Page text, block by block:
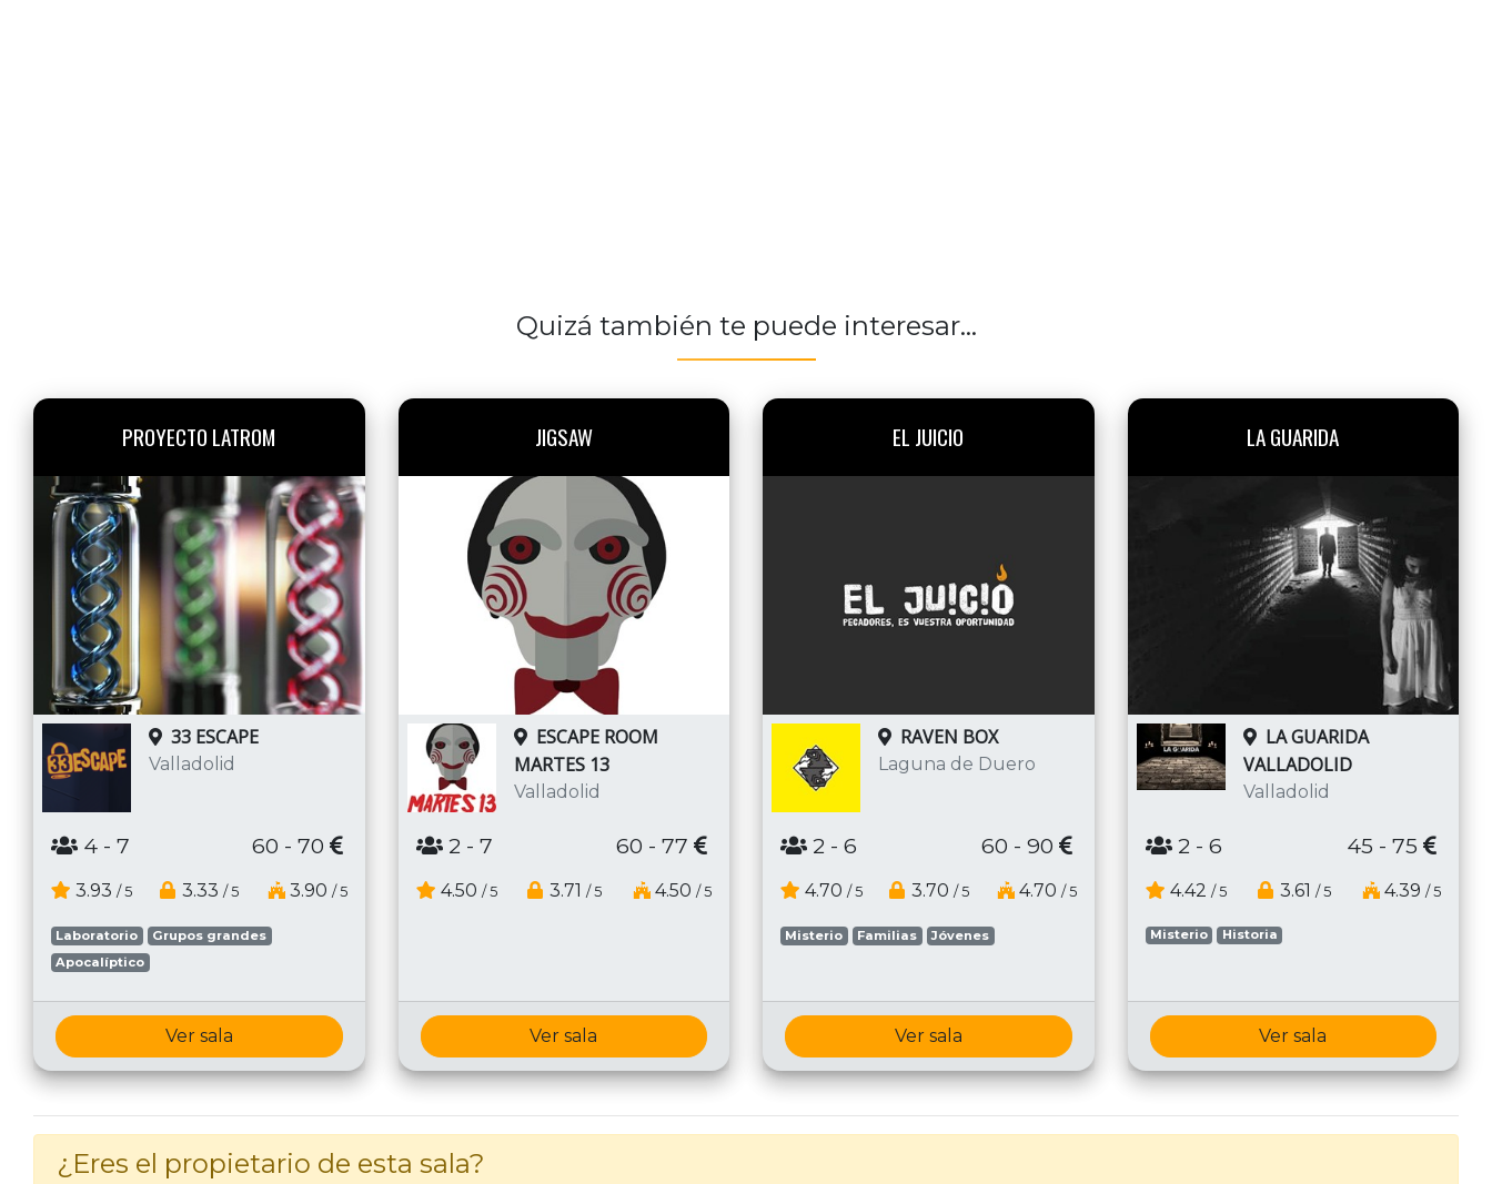
Quizá también te puede interesar...
PROYECTO LATROM
33 ESCAPE
Valladolid
4 - 7 60 - 70
3.93 / 5 3.33/ 5 3.90 / 5
Laboratorio
Grupos grandes
Apocalíptico
Ver sala
JIGSAW
ESCAPE ROOM
MARTES 13
Valladolid
2 - 7 60 - 77
4.50 / 5 3.71/ 5 4.50 / 5
Ver sala
EL JUICIO
RAVEN BOX
Laguna de Duero
2 - 6 60 - 90
4.70 / 5 3.70/ 5 4.70 / 5
Misterio Familias Jóvenes
Ver sala
LA GUARIDA
LA GUARIDA
VALLADOLID
Valladolid
2 - 6 45 - 75
4.42 / 5 3.61 / 5 4.39 / 5
Misterio Historia
Ver sala
¿Eres el propietario de esta sala?